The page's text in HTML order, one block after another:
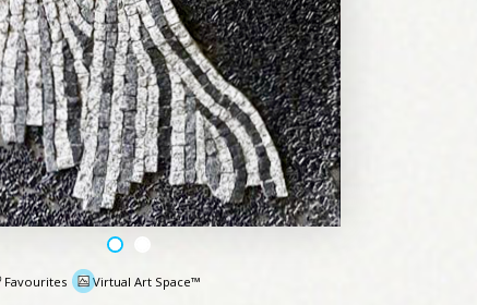
Favourites Virtual Art Space™